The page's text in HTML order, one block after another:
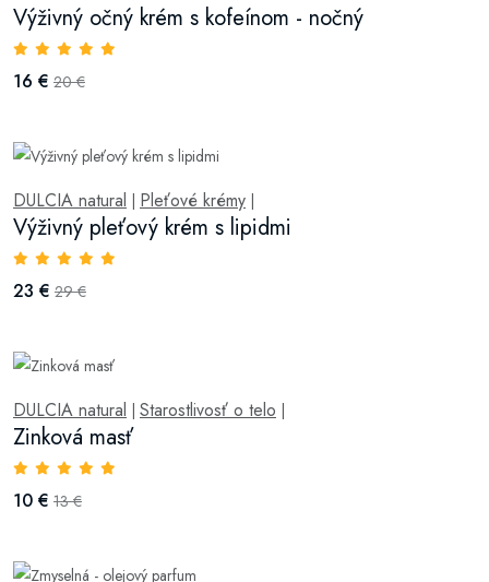
Výživný očný krém s kofeínom - nočný
16 € 20 €
DULCIA natural Pleťové krémy
Výživný pleťový krém s lipidmi
23 € 29 €
DULCIA natural | Starostlivosť o telo |
Zinková masť
10 € 13 €